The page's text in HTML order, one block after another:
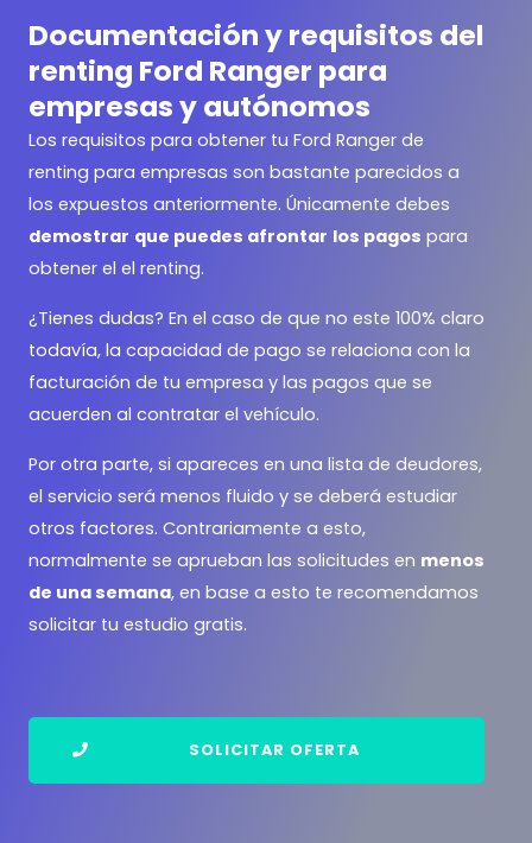
Documentación y requisitos del
renting Ford Ranger para
empresas y autónomos
Los requisitos para obtener tu Ford Ranger de
renting para empresas son bastante parecidos a
los expuestos anteriormente. Únicamente debes
demostrar que puedes afrontar los pagos para
obtener el el renting.
¿Tienes dudas? En el caso de que no este 100% claro
todavía, la capacidad de pago se relaciona con la
facturación de tu empresa y las pagos que se
acuerden al contratar el vehículo.
Por otra parte, si apareces en una lista de deudores,
el servicio será menos fluido y se deberá estudiar
otros factores. Contrariamente a esto,
normalmente se aprueban las solicitudes en menos
de una semana, en base a esto te recomendamos
solicitar tu estudio gratis.
SOLICITAR OFERTA